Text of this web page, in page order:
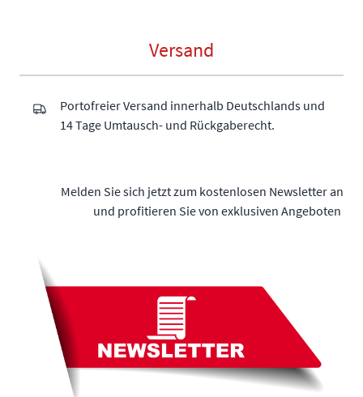
Versand
Portofreier Versand innerhalb Deutschlands und
14 Tage Umtausch- und Rückgaberecht.
Melden Sie sich jetzt zum kostenlosen Newsletter an
und profitieren Sie von exklusiven Angeboten